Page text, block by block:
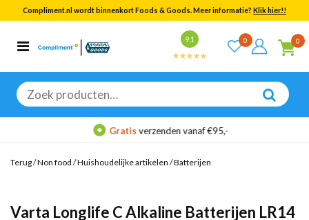
Compliment.nl wordt binnenkort Foods & Goods. Meer informatie? Klik hier!!
9.1 0 0
Zoeken
naar:
Categorieën
Bekijk alle resultaten
Gratisverzenden vanaf €95,-
Terug/Non food /Huishoudelijke artikelen /Batterijen
Varta Longlife C Alkaline Batterijen LR14